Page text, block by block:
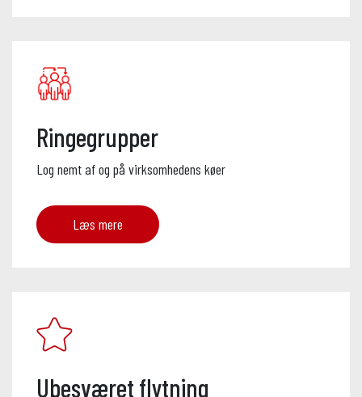
Ringegrupper
Log nemt af og på virksomhedens køer
Læs mere
Ubesværet flytning